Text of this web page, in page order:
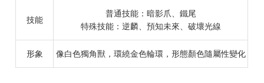
技能
普通技能：暗影爪、鐵尾
特殊技能：逆麟、預知未來、破壞光線
形象 像白色獨角獸，環繞金色輪環，形態顏色隨屬性變化